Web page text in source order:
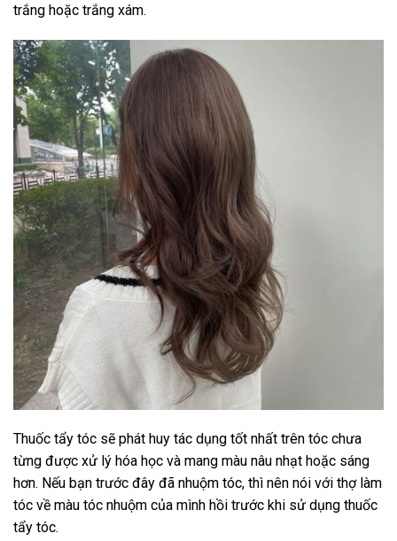
trắng hoặc trắng xám.
Thuốc tẩy tóc sẽ phát huy tác dụng tốt nhất trên tóc chưa
từng được xử lý hóa học và mang màu nâu nhạt hoặc sáng
hơn. Nếu bạn trước đây đã nhuộm tóc, thì nên nói với thợ làm
tóc về màu tóc nhuộm của mình hồi trước khi sử dụng thuốc
tẩy tóc.